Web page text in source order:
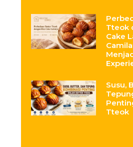
Tteok
Cake
Susu,
Tteok